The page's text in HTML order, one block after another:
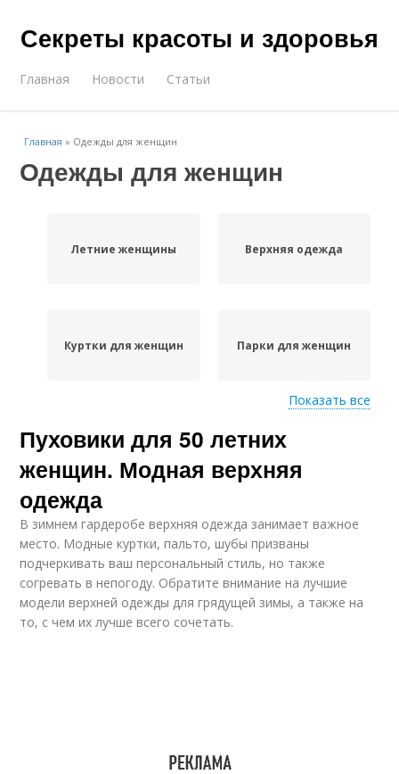
Секреты красоты и здоровья
Главная Новости Статьи
Главная » Одежды для женщин
Одежды для женщин
Летние женщины Верхняя одежда
Куртки для женщин Парки для женщин
Мода для полных
женщин
Показать все
Пуховики для 50 летних
женщин. Модная верхняя
одежда
В зимнем гардеробе верхняя одежда занимает важное
место. Модные куртки, пальто, шубы призваны
подчеркивать ваш персональный стиль, но также
согревать в непогоду. Обратите внимание на лучшие
модели верхней одежды для грядущей зимы, а также на
то, с чем их лучше всего сочетать.